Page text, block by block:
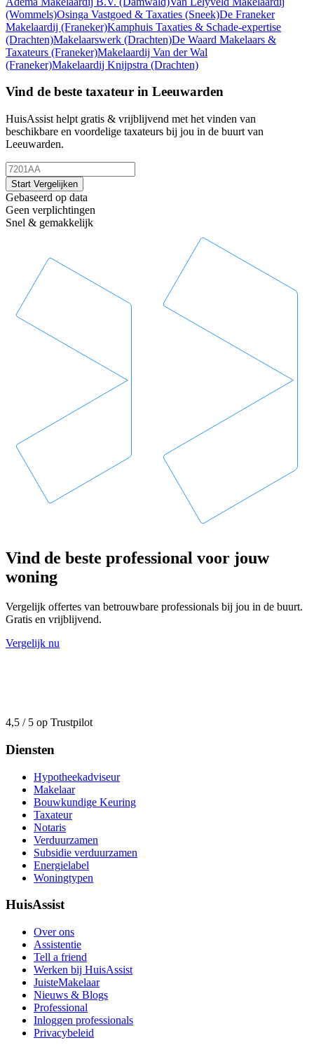
(Wommels)Osinga Vastgoed & Taxaties (Sneek)De Franeker
Makelaardij (Franeker)Kamphuis Taxaties & Schade-expertise
(Drachten)Makelaarswerk (Drachten)De Waard Makelaars &
Taxateurs (Franeker)Makelaardij Van der Wal
(Franeker)Makelaardij Knijpstra (Drachten)
Vind de beste taxateur in Leeuwarden
HuisAssist helpt gratis & vrijblijvend met het vinden van
beschikbare en voordelige taxateurs bij jou in de buurt van
Leeuwarden.
Start Vergelijken
Gebaseerd op data
Geen verplichtingen
Snel & gemakkelijk
Vind de beste professional voor jouw
woning
Vergelijk offertes van betrouwbare professionals bij jou in de buurt.
Gratis en vrijblijvend.
Vergelijk nu
4,5 / 5 op Trustpilot
Diensten
Hypotheekadviseur
Makelaar
Bouwkundige Keuring
Taxateur
Notaris
Verduurzamen
Subsidie verduurzamen
Energielabel
Woningtypen
HuisAssist
Over ons
Assistentie
Tell a friend
Werken bij HuisAssist
JuisteMakelaar
Nieuws & Blogs
Professional
Inloggen professionals
Privacybeleid